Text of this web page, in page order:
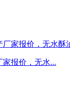
报价，无水...